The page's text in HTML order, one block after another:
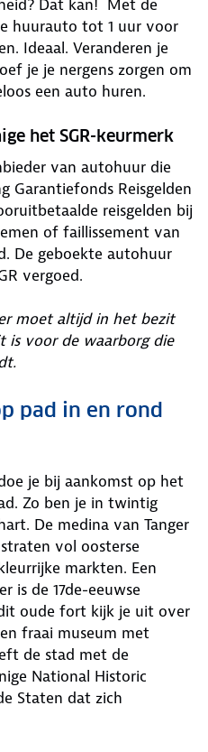
Dat kan! Met de
huurauto tot 1 uur voor
Ideaal. Veranderen je
je je nergens zorgen om
een auto huren.
het SGR-keurmerk
van autohuur die
Garantiefonds Reisgelden
reisgelden bij
of faillissement van
De geboekte autohuur
vergoed.
moet altijd in het bezit
is voor de waarborg die
pad in en rond
je bij aankomst op het
Zo ben je in twintig
De medina van Tanger
vol oosterse
markten. Een
is de 17de-eeuwse
oude fort kijk je uit over
fraai museum met
de stad met de
National Historic
Staten dat zich